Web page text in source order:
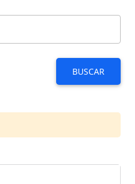
BUSCAR